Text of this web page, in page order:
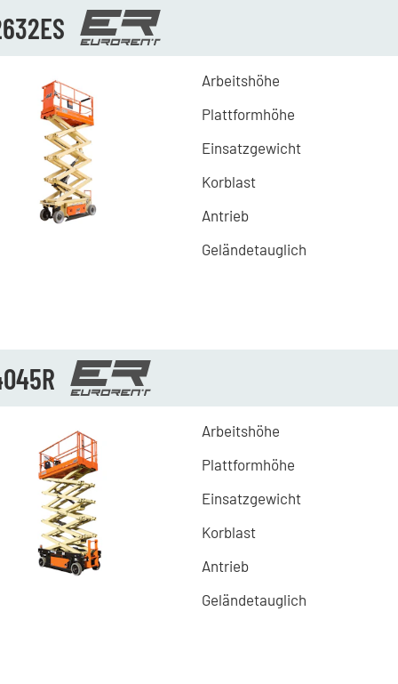
Arbeitshöhe
Plattformhöhe
Einsatzgewicht
Korblast
Antrieb
Geländetauglich
Arbeitshöhe
Plattformhöhe
Einsatzgewicht
Korblast
Antrieb
Geländetauglich